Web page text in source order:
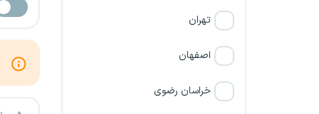
تهران
اصفهان
خراسان رضوی